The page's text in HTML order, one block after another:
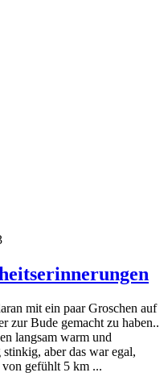
mit ein paar Groschen auf
zur Bude gemacht zu haben..
langsam warm und
aber das war egal,
von gefühlt 5 km ...